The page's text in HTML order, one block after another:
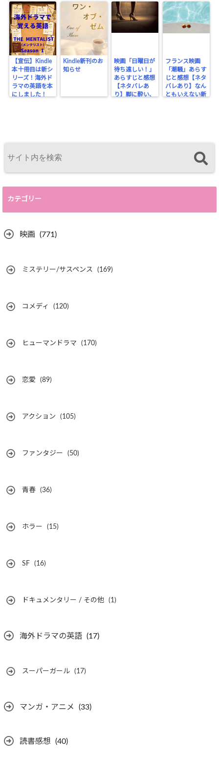
cache.php
on line2897
【宣伝】Kindle
本十冊目は新シ
リーズ！海外ド
ラマの英語を本
にしました！
Kindle新刊のお
知らせ
映画「日曜日が
待ち遠しい！」
あらすじと感想
【ネタバレあ
り】脚に酔い、
フランス映画
「潮騒」あらす
じと感想【ネタ
バレあり】なん
ともいえない新
カテゴリー
映画 (771)
ミステリー/サスペンス (169)
コメディ (120)
ヒューマンドラマ (170)
恋愛 (89)
アクション (105)
ファンタジー (50)
青春 (36)
ホラー (15)
SF (16)
ドキュメンタリー / その他 (1)
海外ドラマの英語 (17)
スーパーガール (17)
マンガ・アニメ (33)
読書感想 (40)